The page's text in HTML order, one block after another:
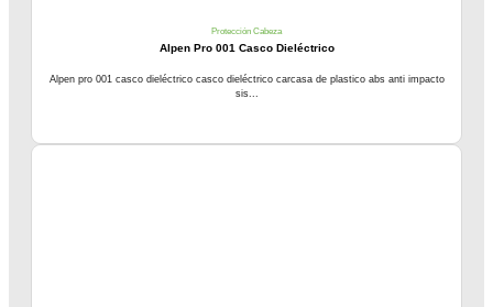
Protección Cabeza
Alpen Pro 001 Casco Dieléctrico
Alpen pro 001 casco dieléctrico casco dieléctrico carcasa de plastico abs anti impacto
sis...